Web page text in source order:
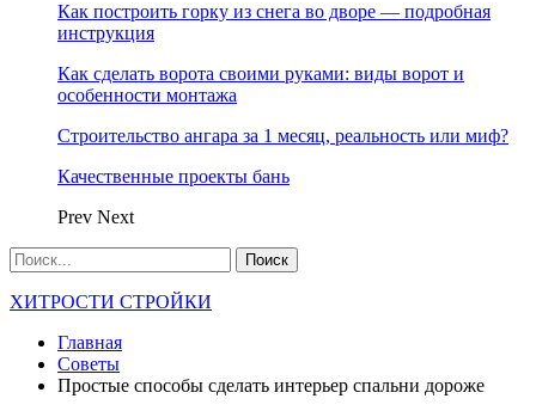
Как построить горку из снега во дворе — подробная
инструкция
Как сделать ворота своими руками: виды ворот и
особенности монтажа
Строительство ангара за 1 месяц, реальность или миф?
Качественные проекты бань
Prev Next
ХИТРОСТИ СТРОЙКИ
Главная
Советы
Простые способы сделать интерьер спальни дороже